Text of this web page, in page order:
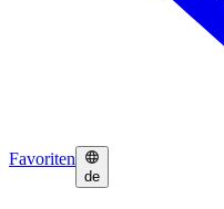
Favoriten
de